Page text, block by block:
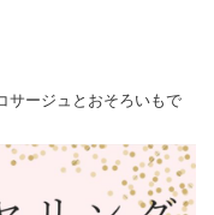
サージュとおそろいもで